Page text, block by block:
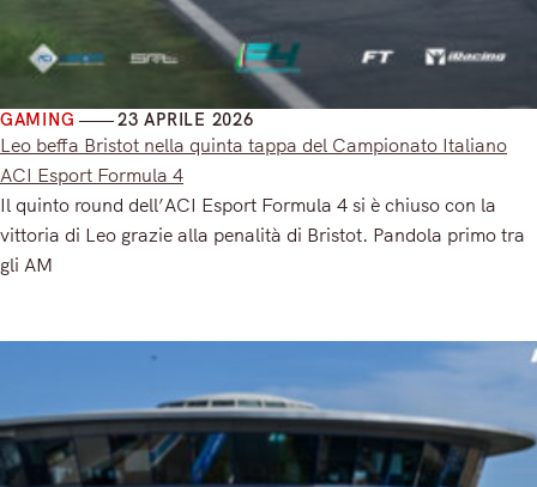
GAMING 23 APRILE 2026
Leo beffa Bristot nella quinta tappa del Campionato Italiano
ACI Esport Formula 4
Il quinto round dell’ACI Esport Formula 4 si è chiuso con la
vittoria di Leo grazie alla penalità di Bristot. Pandola primo tra
gli AM